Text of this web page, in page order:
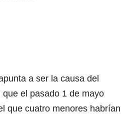
a ser la causa del
el pasado 1 de mayo
que cuatro menores habrían